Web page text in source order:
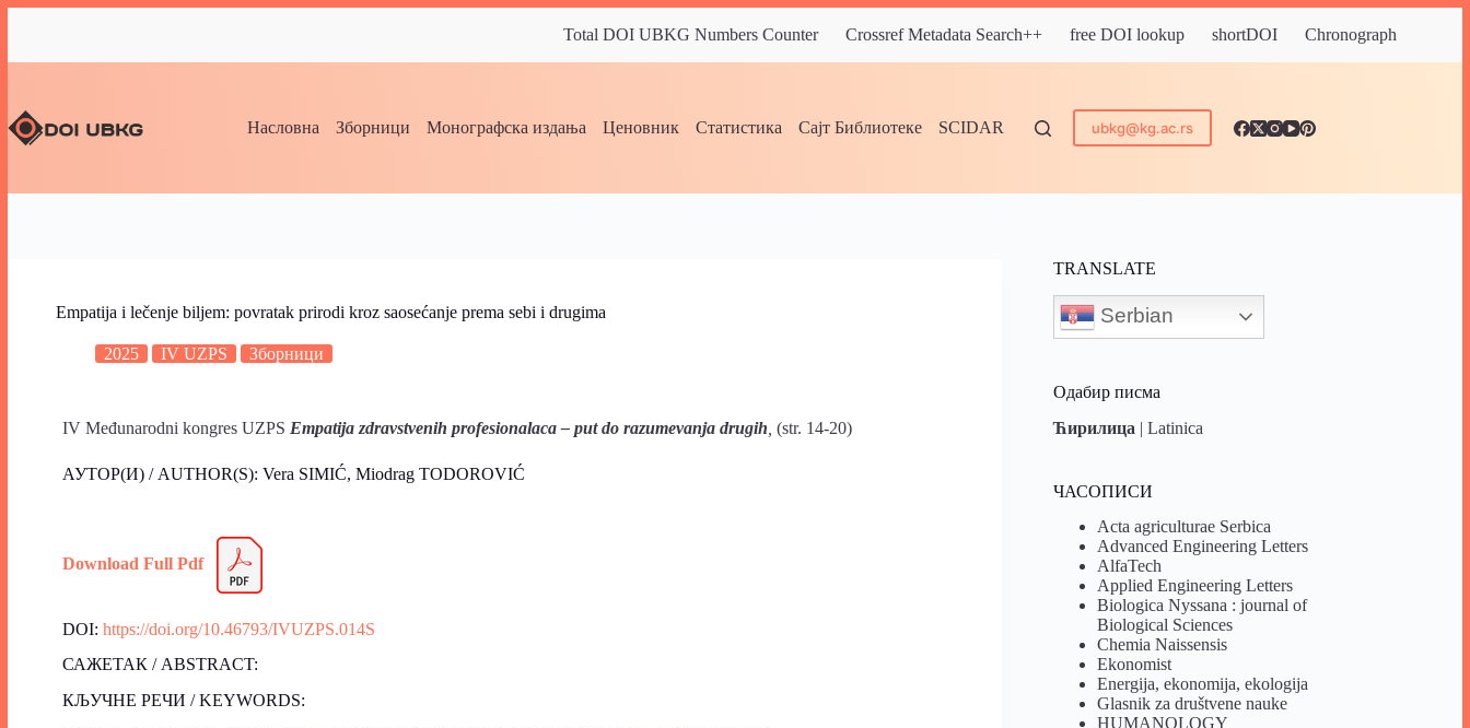
Total DOI UBKG Numbers Counter Crossref Metadata Search++ free DOI lookup shortDOI Chronograph
Насловна Зборници Монографска издања Ценовник Статистика Сајт Библиотеке SCIDAR ubkg@kg.ac.rs
Empatija i lečenje biljem: povratak prirodi kroz saosećanje prema sebi i drugima
2025 IV UZPS Зборници
IV Međunarodni kongres UZPS Empatija zdravstvenih profesionalaca – put do razumevanja drugih (str. 14-20)
АУТОР(И) / AUTHOR(S): Vera SIMIĆ, Miodrag TODOROVIĆ
Download Full Pdf
DOI: https://doi.org/10.46793/IVUZPS.014S
САЖЕТАК / ABSTRACT:
КЉУЧНЕ РЕЧИ / KEYWORDS:
TRANSLATE
Serbian
Одабир писма
Ћирилица |Latinica
ЧАСОПИСИ
Acta agriculturae Serbica
Advanced Engineering Letters
AlfaTech
Applied Engineering Letters
Biologica Nyssana : journal of
Biological Sciences
Chemia Naissensis
Ekonomist
Energija, ekonomija, ekologija
Glasnik za društvene nauke
HUMANOLOGY